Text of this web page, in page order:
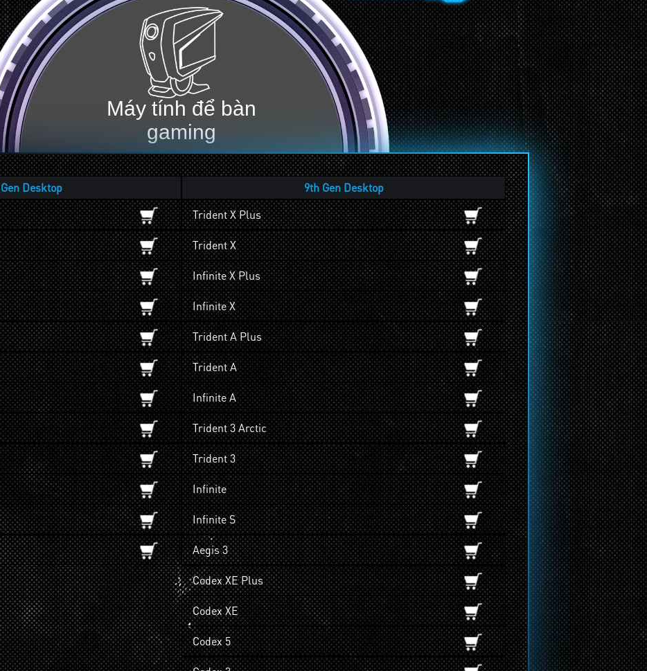
Máy tính để bàn
gaming
Desktop
9th Gen Desktop
Trident X Plus
Trident X
Infinite X Plus
Infinite X
Trident A Plus
Trident A
Infinite A
Trident 3 Arctic
Trident 3
Infinite
Infinite S
Aegis 3
Codex XE Plus
Codex XE
Codex 5